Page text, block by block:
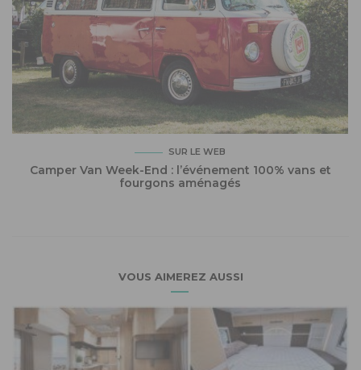
SUR LE WEB
Camper Van Week-End : l’événement 100% vans et
fourgons aménagés
VOUS AIMEREZ AUSSI